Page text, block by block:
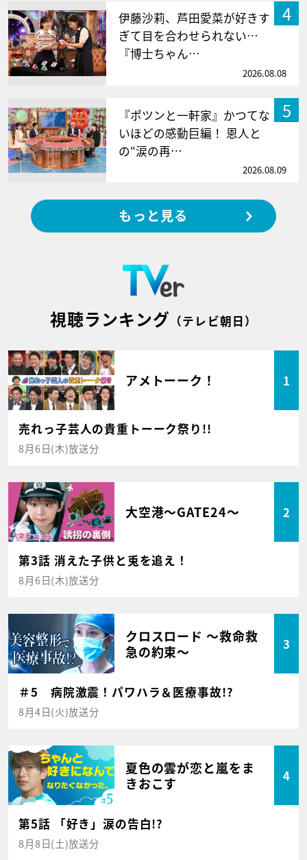
4
伊藤沙莉、芦田愛菜が好きす
ぎて目を合わせられない…
『博士ちゃん…
2026.08.08
5
『ポツンと一軒家』かつてな
いほどの感動巨編！ 恩人と
の“涙の再…
2026.08.09
もっと見る
視聴ランキング （テレビ朝日）
アメトーーク！ 1
売れっ子芸人の貴重トーーク祭り!!
8月6日(木)放送分
大空港～GATE24～ 2
第3話 消えた子供と兎を追え！
8月6日(木)放送分
クロスロード ～救命救
急の約束～
3
＃5 病院激震！パワハラ＆医療事故!?
8月4日(火)放送分
夏色の雲が恋と嵐をま
きおこす
4
第5話 「好き」涙の告白!?
8月8日(土)放送分